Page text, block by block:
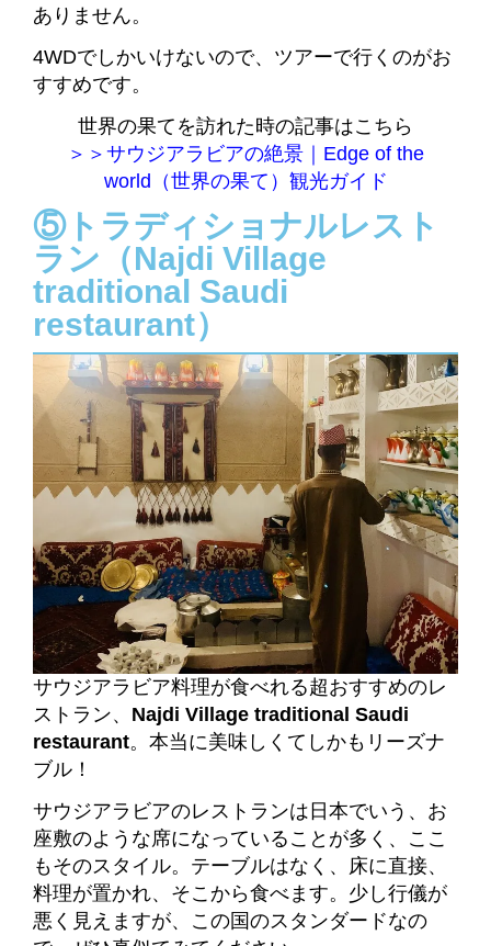
ありません。
4WDでしかいけないので、ツアーで行くのがお
すすめです。
世界の果てを訪れた時の記事はこちら
＞＞サウジアラビアの絶景｜Edge of the
world（世界の果て）観光ガイド
⑤トラディショナルレスト
ラン（Najdi Village
traditional Saudi
restaurant）
サウジアラビア料理が食べれる超おすすめのレ
ストラン、 Najdi Village traditional Saudi
restaurant。本当に美味しくてしかもリーズナ
ブル！
サウジアラビアのレストランは日本でいう、お
座敷のような席になっていることが多く、ここ
もそのスタイル。テーブルはなく、床に直接、
料理が置かれ、そこから食べます。少し行儀が
悪く見えますが、この国のスタンダードなの